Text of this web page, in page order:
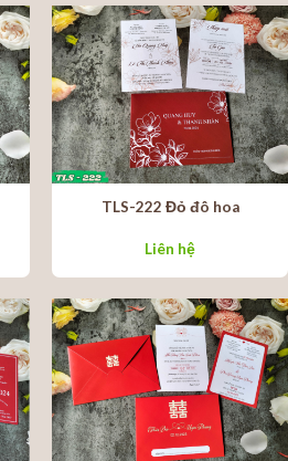
TLS-222 Đỏ đô hoa
Liên hệ